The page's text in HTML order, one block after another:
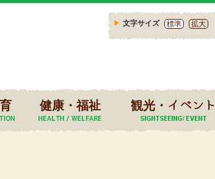
文字サイズ 標準 拡大
健康・福祉 観光・イベント